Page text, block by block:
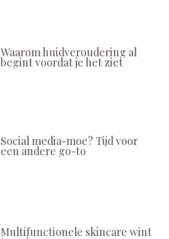
Waarom huidveroudering al
begint voordat je het ziet
Social media-moe? Tijd voor
een andere go-to
Multifunctionele skincare wint